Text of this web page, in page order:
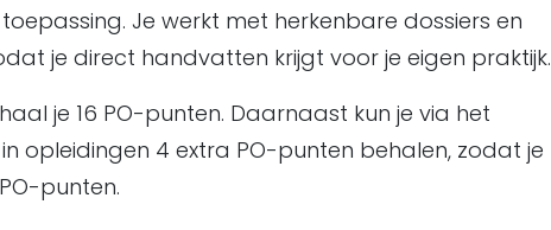
Je werkt met herkenbare dossiers en
je direct handvatten krijgt voor je eigen praktijk.
je 16 PO-punten. Daarnaast kun je via het
opleidingen 4 extra PO-punten behalen, zodat je
punten.